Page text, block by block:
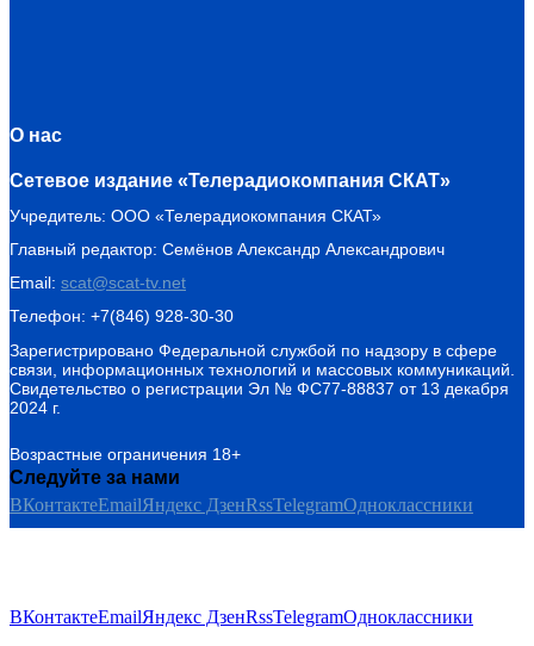
О нас
Сетевое издание «Телерадиокомпания СКАТ»
Учредитель: ООО «Телерадиокомпания СКАТ»
Главный редактор: Семёнов Александр Александрович
Email: scat@scat-tv.net
Телефон: +7(846) 928-30-30
Зарегистрировано Федеральной службой по надзору в сфере
связи, информационных технологий и массовых коммуникаций.
Свидетельство о регистрации Эл № ФС77-88837 от 13 декабря
2024 г.
Возрастные ограничения 18+
Следуйте за нами
ВКонтактеEmailЯндекс ДзенRssTelegramОдноклассники
ВКонтактеEmailЯндекс ДзенRssTelegramОдноклассники